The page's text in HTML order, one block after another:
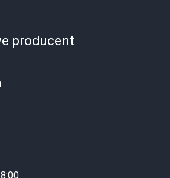
producent